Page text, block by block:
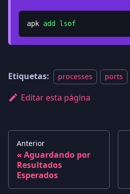
apk add lsof
Etiquetas: processes ports
Editar esta página
Anterior
Aguardando por
Resultados
Esperados